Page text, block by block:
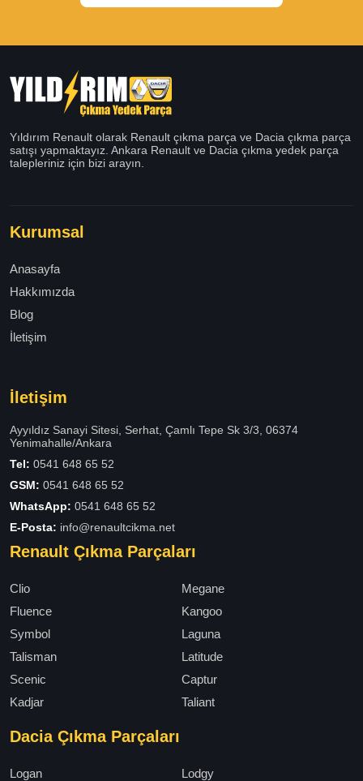
Yıldırım Renault olarak Renault çıkma parça ve Dacia çıkma parça
satışı yapmaktayız. Ankara Renault ve Dacia çıkma yedek parça
talepleriniz için bizi arayın.
Kurumsal
Anasayfa
Hakkımızda
Blog
İletişim
İletişim
Ayyıldız Sanayi Sitesi, Serhat, Çamlı Tepe Sk 3/3, 06374
Yenimahalle/Ankara
Tel: 0541 648 65 52
GSM: 0541 648 65 52
WhatsApp: 0541 648 65 52
E-Posta: info@renaultcikma.net
Renault Çıkma Parçaları
Clio
Megane
Fluence
Kangoo
Symbol
Laguna
Talisman
Latitude
Scenic
Captur
Kadjar
Taliant
Dacia Çıkma Parçaları
Logan
Lodgy